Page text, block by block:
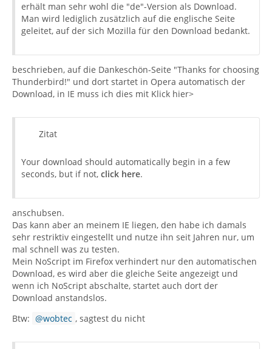
erhält man sehr wohl die "de"-Version als Download.
Man wird lediglich zusätzlich auf die englische Seite
geleitet, auf der sich Mozilla für den Download bedankt.
beschrieben, auf die Dankeschön-Seite "Thanks for choosing
Thunderbird!" und dort startet in Opera automatisch der
Download, in IE muss ich dies mit Klick hier>
Zitat
Your download should automatically begin in a few
seconds, but if not, click here.
anschubsen.
Das kann aber an meinem IE liegen, den habe ich damals
sehr restriktiv eingestellt und nutze ihn seit Jahren nur, um
mal schnell was zu testen.
Mein NoScript im Firefox verhindert nur den automatischen
Download, es wird aber die gleiche Seite angezeigt und
wenn ich NoScript abschalte, startet auch dort der
Download anstandslos.
Btw:
wobtec , sagtest du nicht